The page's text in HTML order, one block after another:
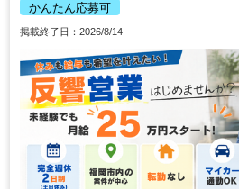
かんたん応募可
掲載終了日：2026/8/14